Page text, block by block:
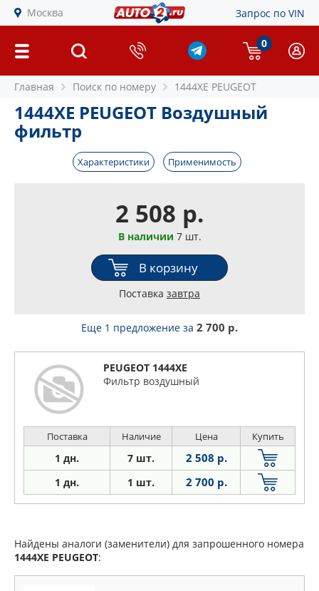
Москва Запрос по VIN
0
Главная Поиск по номеру 1444XE PEUGEOT
1444XE PEUGEOT Воздушный
фильтр
Характеристики Применимость
2 508 р.
В наличии 7 шт.
В корзину
Поставка завтра
Еще 1 предложение за 2 700 р.
PEUGEOT 1444XE
Фильтр воздушный
Поставка Наличие Цена Купить
1 дн. 7 шт. 2 508 р.
1 дн. 1 шт. 2 700 р.
Найдены аналоги (заменители) для запрошенного номера
1444XE PEUGEOT: